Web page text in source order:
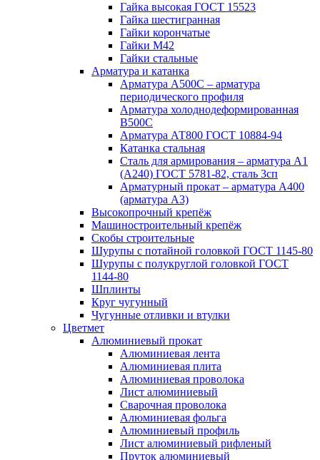
Гайка высокая ГОСТ 15523
Гайка шестигранная
Гайки корончатые
Гайки М42
Гайки стальные
Арматура и катанка
Арматура А500С – арматура
периодического профиля
Арматура холоднодеформированная
В500С
Арматура АТ800 ГОСТ 10884-94
Катанка стальная
Сталь для армирования – арматура А1
(А240) ГОСТ 5781-82, сталь 3сп
Арматурный прокат – арматура А400
(арматура А3)
Высокопрочный крепёж
Машиностроительный крепёж
Скобы строительные
Шурупы с потайной головкой ГОСТ 1145-80
Шурупы с полукруглой головкой ГОСТ
1144-80
Шплинты
Круг чугунный
Чугунные отливки и втулки
Цветмет
Алюминиевый прокат
Алюминиевая лента
Алюминиевая плита
Алюминиевая проволока
Лист алюминиевый
Сварочная проволока
Алюминиевая фольга
Алюминиевый профиль
Лист алюминиевый рифленый
Пруток алюминиевый